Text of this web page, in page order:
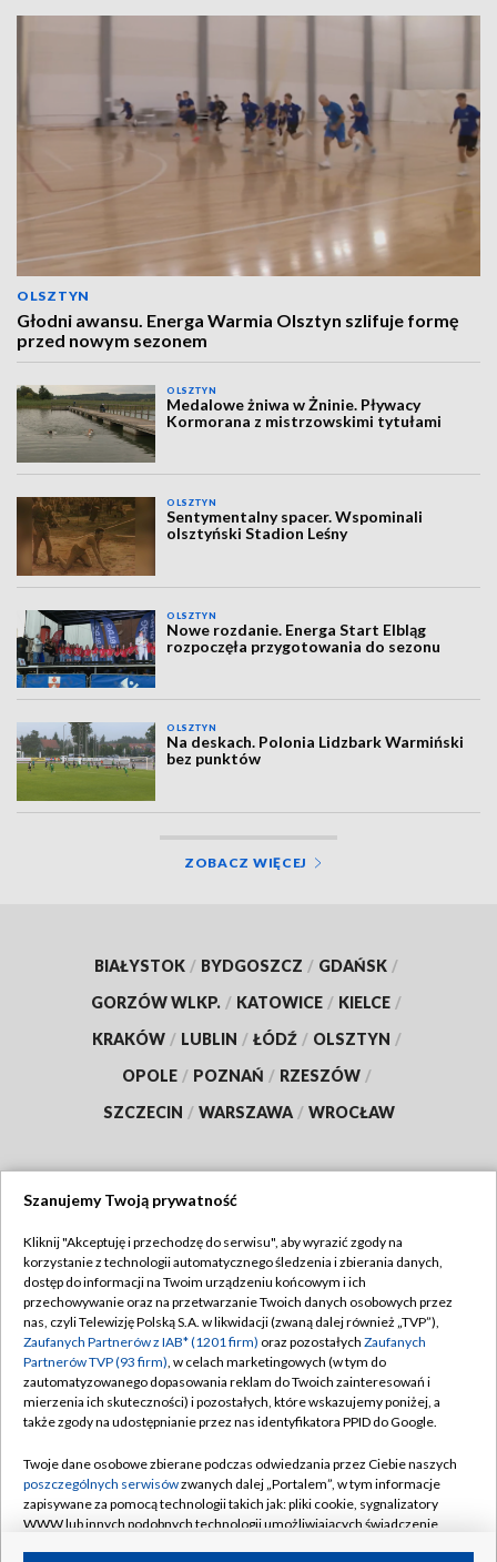
OLSZTYN
Głodni awansu. Energa Warmia Olsztyn szlifuje formę
przed nowym sezonem
OLSZTYN
Medalowe żniwa w Żninie. Pływacy
Kormorana z mistrzowskimi tytułami
OLSZTYN
Sentymentalny spacer. Wspominali
olsztyński Stadion Leśny
OLSZTYN
Nowe rozdanie. Energa Start Elbląg
rozpoczęła przygotowania do sezonu
OLSZTYN
Na deskach. Polonia Lidzbark Warmiński
bez punktów
ZOBACZ WIĘCEJ
BIAŁYSTOK / BYDGOSZCZ / GDAŃSK /
GORZÓW WLKP. / KATOWICE / KIELCE /
KRAKÓW / LUBLIN / ŁÓDŹ / OLSZTYN /
OPOLE / POZNAŃ / RZESZÓW /
SZCZECIN / WARSZAWA / WROCŁAW
TVP
Abonament TVP
Emisja w TVP
Centrum informacji TVP
Naziemna Telewizja Cyfrowa
Rada Programowa
System NOS
Informacje o nadawcy
Regulamin TVP
Polityka prywatności
Moje zgody
Pomoc
Kontakt
Kanały
Szanujemy Twoją prywatność
Kliknij "Akceptuję i przechodzę do serwisu", aby wyrazić zgody na
korzystanie z technologii automatycznego śledzenia i zbierania danych,
dostęp do informacji na Twoim urządzeniu końcowym i ich
przechowywanie oraz na przetwarzanie Twoich danych osobowych przez
nas, czyli Telewizję Polską S.A. w likwidacji (zwaną dalej również „TVP”),
Zaufanych Partnerów z IAB* (1201 firm) oraz pozostałych Zaufanych
Partnerów TVP (93 firm), w celach marketingowych (w tym do
zautomatyzowanego dopasowania reklam do Twoich zainteresowań i
mierzenia ich skuteczności) i pozostałych, które wskazujemy poniżej, a
także zgody na udostępnianie przez nas identyfikatora PPID do Google.
Twoje dane osobowe zbierane podczas odwiedzania przez Ciebie naszych
poszczególnych serwisówzwanych dalej „Portalem”, w tym informacje
zapisywane za pomocą technologii takich jak: pliki cookie, sygnalizatory
WWW lub innych podobnych technologii umożliwiających świadczenie